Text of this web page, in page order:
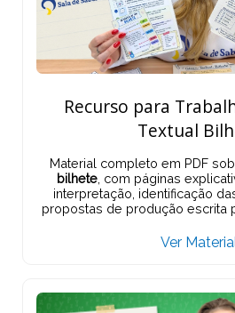
Recurso para
Textual
Material completo em PDF
bilhete, com páginas
interpretação, identificação
propostas de produção escrita
Ver